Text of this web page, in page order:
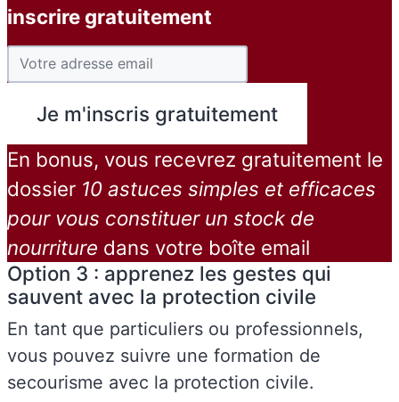
inscrire gratuitement
En bonus, vous recevrez gratuitement le
dossier 10 astuces simples et efficaces
pour vous constituer un stock de
nourriture dans votre boîte email
Option 3 : apprenez les gestes qui
sauvent avec la protection civile
En tant que particuliers ou professionnels,
vous pouvez suivre une formation de
secourisme avec la protection civile.